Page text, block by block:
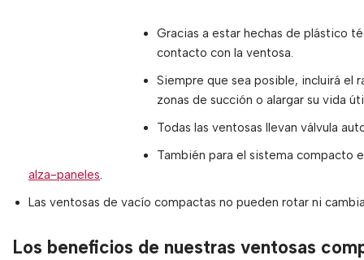
Gracias a estar hechas de plástico
contacto con la ventosa.
Siempre que sea posible, incluirá el
zonas de succión o alargar su vida
Todas las ventosas llevan válvula
También para el sistema compacto
alza-paneles.
Las ventosas de vacío compactas no pueden rotar ni
Los beneficios de nuestras ventosas